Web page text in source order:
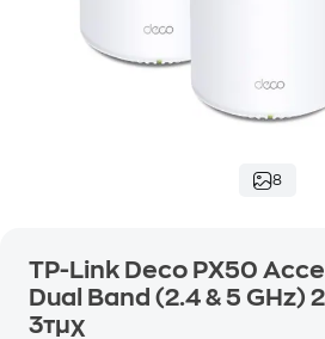
8
TP-Link Deco PX50
Dual Band (2.4 & 5 GHz)
3τμχ